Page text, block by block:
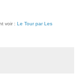
voir : Le Tour par Les